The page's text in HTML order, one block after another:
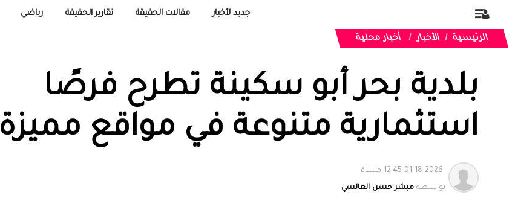
جديد لأخبار مقالات الحقيقة تقارير الحقيقة رياضي
الرئيسية الأخبار أخبار محلية
بلدية بحر أبو سكينة تطرح فرصًا
استثمارية متنوعة في مواقع مميزة
بواسطة مبشر حسن العالسي